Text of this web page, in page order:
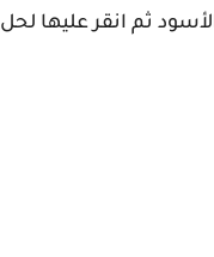
ثم انقر عليها لحل